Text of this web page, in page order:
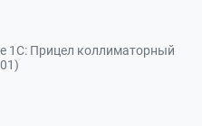
1С: Прицел коллиматорный